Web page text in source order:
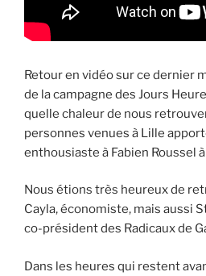
Retour en vidéo sur ce dernier
de la campagne des Jours
quelle chaleur de nous
personnes venues à Lille
enthousiaste à Fabien Roussel
Nous étions très heureux de
Cayla, économiste, mais aussi
co-président des Radicaux de
Dans les heures qui restent